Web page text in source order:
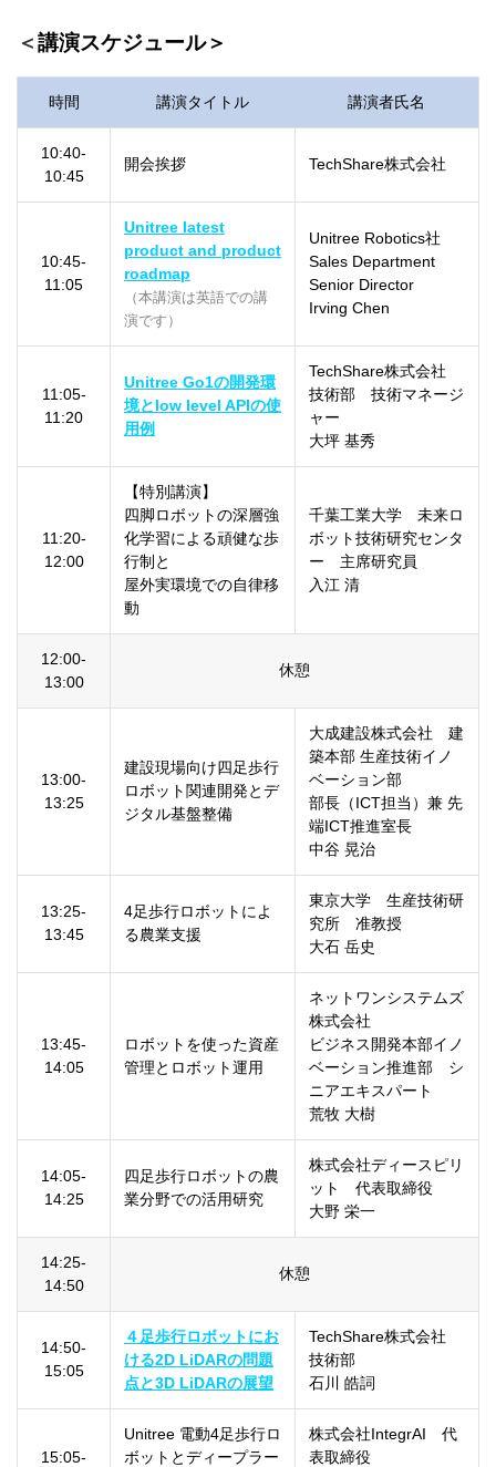
＜講演スケジュール＞
時間 講演タイトル 講演者氏名
10:40-
10:45
開会挨拶 TechShare株式会社
10:45-
11:05
Unitree latest
product and product
roadmap
（本講演は英語での講
演です）
Unitree Robotics社
Sales Department
Senior Director
Irving Chen
11:05-
11:20
Unitree Go1の開発環
境とlow level APIの使
用例
TechShare株式会社
技術部 技術マネージ
ャー
大坪 基秀
11:20-
12:00
【特別講演】
四脚ロボットの深層強
化学習による頑健な歩
行制と
屋外実環境での自律移
動
千葉工業大学 未来ロ
ボット技術研究センタ
ー 主席研究員
入江 清
12:00-
13:00
休憩
13:00-
13:25
建設現場向け四足歩行
ロボット関連開発とデ
ジタル基盤整備
大成建設株式会社 建
築本部 生産技術イノ
ベーション部
部長（ICT担当）兼 先
端ICT推進室長
中谷 晃治
13:25-
13:45
4足歩行ロボットによ
る農業支援
東京大学 生産技術研
究所 准教授
大石 岳史
13:45-
14:05
ロボットを使った資産
管理とロボット運用
ネットワンシステムズ
株式会社
ビジネス開発本部イノ
ベーション推進部 シ
ニアエキスパート
荒牧 大樹
14:05-
14:25
四足歩行ロボットの農
業分野での活用研究
株式会社ディースピリ
ット 代表取締役
大野 栄一
14:25-
14:50
休憩
14:50-
15:05
４足歩行ロボットにお
ける2D LiDARの問題
点と3D LiDARの展望
TechShare株式会社
技術部
石川 皓詞
15:05-
Unitree 電動4足歩行ロ
ボットとディープラー
株式会社IntegrAI 代
表取締役